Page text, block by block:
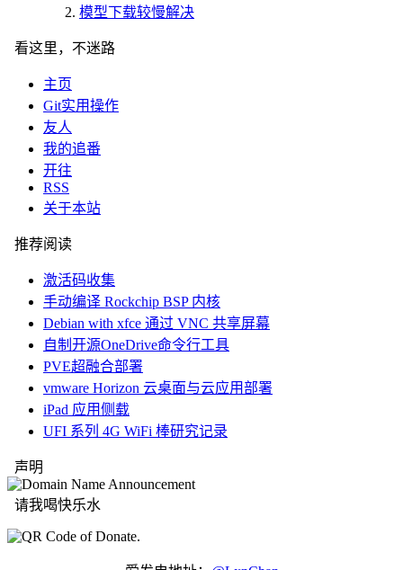
模型下载较慢解决
看这里，不迷路
主页
Git实用操作
友人
我的追番
开往
RSS
关于本站
推荐阅读
激活码收集
手动编译 Rockchip BSP 内核
Debian with xfce 通过 VNC 共享屏幕
自制开源OneDrive命令行工具
PVE超融合部署
vmware Horizon 云桌面与云应用部署
iPad 应用侧载
UFI 系列 4G WiFi 棒研究记录
声明
请我喝快乐水